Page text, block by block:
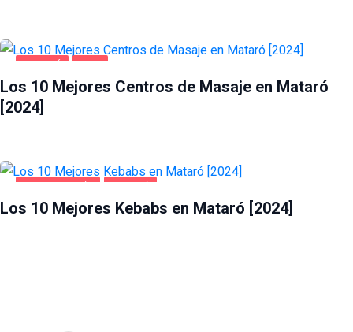
MATARÓ OCIO
Los 10 Mejores Centros de Masaje en Mataró
[2024]
GASTRONOMÍA MATARÓ
Los 10 Mejores Kebabs en Mataró [2024]